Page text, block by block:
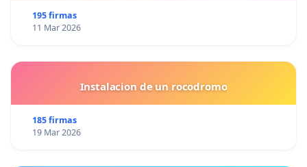
195 firmas
11 Mar 2026
Instalacion de un rocodromo
185 firmas
19 Mar 2026